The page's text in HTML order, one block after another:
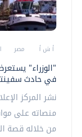
أ ش أ مصر
"الوزراء"
في حادث
نشر المركز
منصاته على
من خلاله قصة